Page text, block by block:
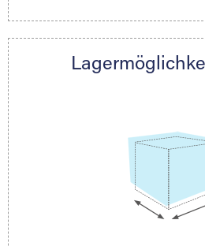
direkt online mieten. Gibt
nächstgelegenen Partner